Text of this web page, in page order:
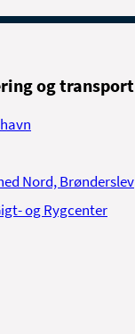
og transport
Nord, Brønderslev
og Rygcenter